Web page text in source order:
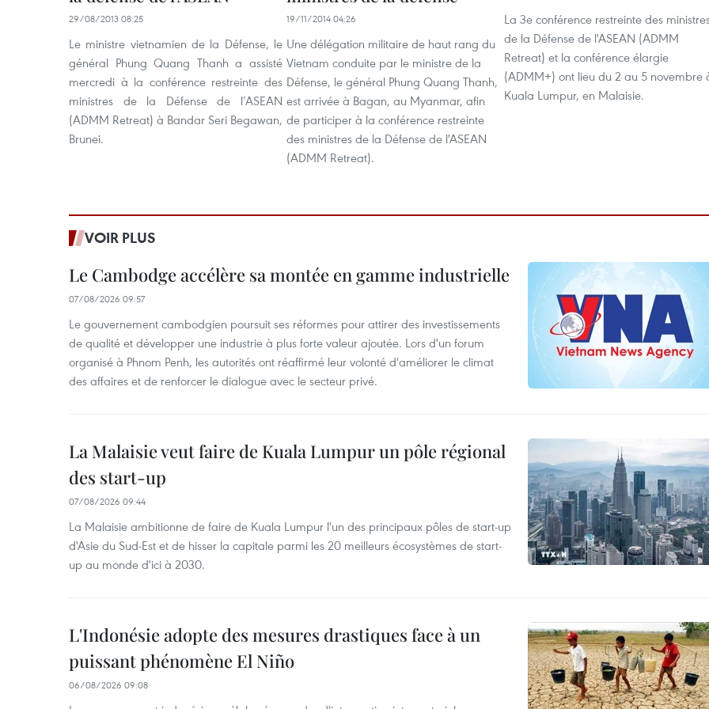
29/08/2013 08:25
Le ministre vietnamien de la Défense, le
général Phung Quang Thanh a assisté
mercredi à la conférence restreinte des
ministres de la Défense de l’ASEAN
(ADMM Retreat) à Bandar Seri Begawan,
Brunei.
19/11/2014 04:26
Une délégation militaire de haut rang du
Vietnam conduite par le ministre de la
Défense, le général Phung Quang Thanh,
est arrivée à Bagan, au Myanmar, afin
de participer à la conférence restreinte
des ministres de la Défense de l'ASEAN
(ADMM Retreat).
La 3e conférence restreinte des
de la Défense de l'ASEAN (ADMM
Retreat) et la conférence élargie
(ADMM+) ont lieu du 2 au 5 novembre
Kuala Lumpur, en Malaisie.
VOIR PLUS
Le Cambodge accélère sa montée en gamme industrielle
07/08/2026 09:57
Le gouvernement cambodgien poursuit ses réformes pour attirer des investissements
de qualité et développer une industrie à plus forte valeur ajoutée. Lors d'un forum
organisé à Phnom Penh, les autorités ont réaffirmé leur volonté d'améliorer le climat
des affaires et de renforcer le dialogue avec le secteur privé.
La Malaisie veut faire de Kuala Lumpur un pôle régional
des start-up
07/08/2026 09:44
La Malaisie ambitionne de faire de Kuala Lumpur l'un des principaux pôles de start-up
d'Asie du Sud-Est et de hisser la capitale parmi les 20 meilleurs écosystèmes de start-
up au monde d'ici à 2030.
L'Indonésie adopte des mesures drastiques face à un
puissant phénomène El Niño
06/08/2026 09:08